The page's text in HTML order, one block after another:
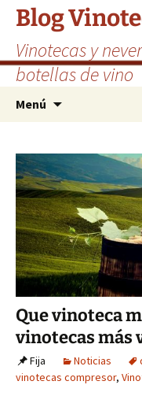
Saltar
contenido
Blog
Vinotecas y
botellas de vino
Menú
Que vinoteca
vinotecas más
Fija Noticias
vinotecas compresor,